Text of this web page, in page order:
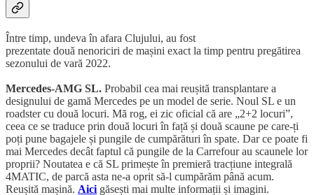
Între timp, undeva în afara Clujului, au fost
prezentate două nenoriciri de mașini exact la timp pentru pregătirea
sezonului de vară 2022.
Mercedes-AMG SL. Probabil cea mai reușită transplantare a
designului de gamă Mercedes pe un model de serie. Noul SL e un
roadster cu două locuri. Mă rog, ei zic oficial că are „2+2 locuri”,
ceea ce se traduce prin două locuri în față și două scaune pe care-ți
poți pune bagajele și pungile de cumpărături în spate. Dar ce poate fi
mai Mercedes decât faptul că pungile de la Carrefour au scaunele lor
proprii? Noutatea e că SL primește în premieră tracțiune integrală
4MATIC, de parcă asta ne-a oprit să-l cumpărăm până acum.
Reușită mașină. Aici găsești mai multe informații și imagini.